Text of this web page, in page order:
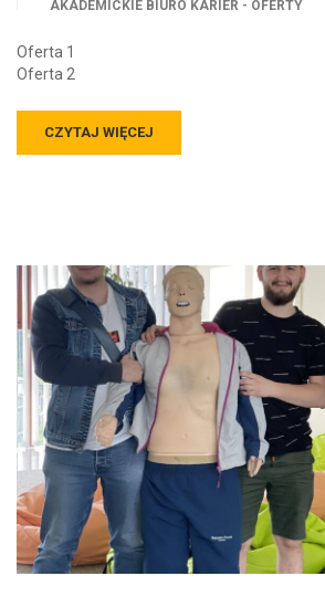
AKADEMICKIE BIURO KARIER - OFERTY
Oferta 1
Oferta 2
CZYTAJ WIĘCEJ